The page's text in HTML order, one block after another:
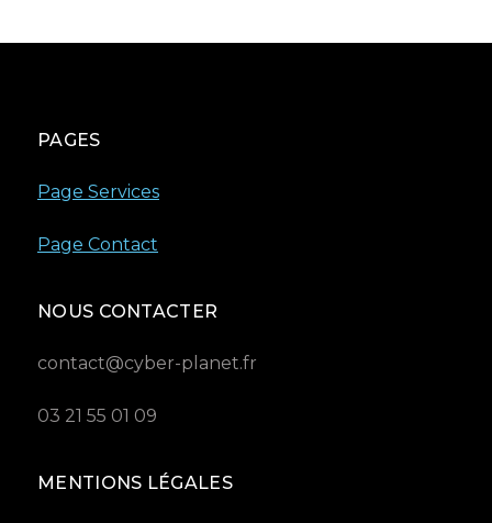
PAGES
Page Services
Page Contact
NOUS CONTACTER
contact@cyber-planet.fr
03 21 55 01 09
MENTIONS LÉGALES